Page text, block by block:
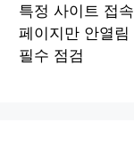
특정 사이트 접
페이지만 안열
필수 점검